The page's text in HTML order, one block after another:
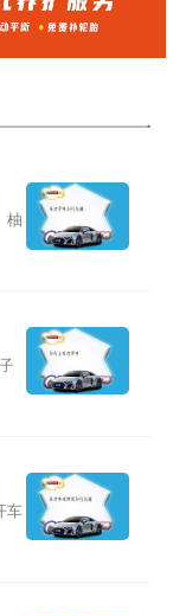
柚
车